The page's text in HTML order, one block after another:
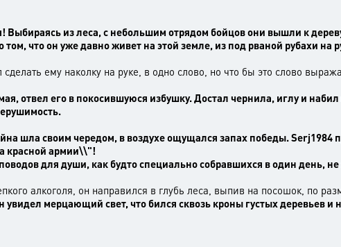
из леса, с небольшим отрядом бойцов они вышли к
том, что он уже давно живет на этой земле, из под рваной рубахи на
ему наколку на руке, в одно слово, но что бы это слово
отвел его в покосившуюся избушку. Достал чернила, иглу и
шла своим чередом, в воздухе ощущался запах победы. Serj1984
красной армии\\"!
для души, как будто специально собравшихся в один день,
алкоголя, он направился в глубь леса, выпив на посошок, по
увидел мерцающий свет, что бился сквозь кроны густых деревьев и